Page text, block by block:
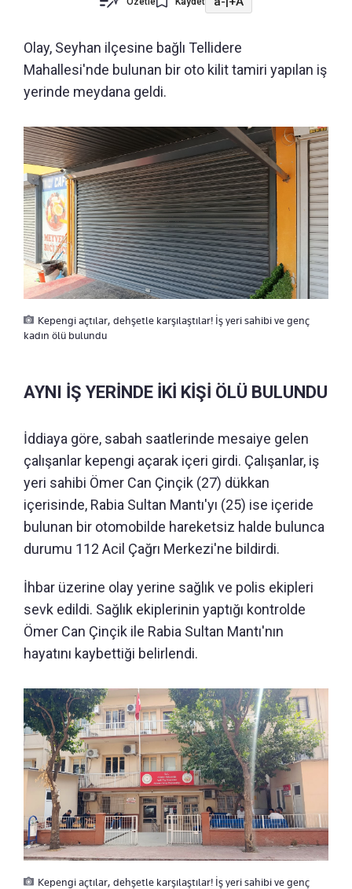
Olay, Seyhan ilçesine bağlı Tellidere
Mahallesi'nde bulunan bir oto kilit tamiri yapılan iş
yerinde meydana geldi.
Kepengi açtılar, dehşetle karşılaştılar! İş yeri sahibi ve genç
kadın ölü bulundu
AYNI İŞ YERİNDE İKİ KİŞİ ÖLÜ BULUNDU
İddiaya göre, sabah saatlerinde mesaiye gelen
çalışanlar kepengi açarak içeri girdi. Çalışanlar, iş
yeri sahibi Ömer Can Çinçik (27) dükkan
içerisinde, Rabia Sultan Mantı'yı (25) ise içeride
bulunan bir otomobilde hareketsiz halde bulunca
durumu 112 Acil Çağrı Merkezi'ne bildirdi.
İhbar üzerine olay yerine sağlık ve polis ekipleri
sevk edildi. Sağlık ekiplerinin yaptığı kontrolde
Ömer Can Çinçik ile Rabia Sultan Mantı'nın
hayatını kaybettiği belirlendi.
Kepengi açtılar, dehşetle karşılaştılar! İş yeri sahibi ve genç